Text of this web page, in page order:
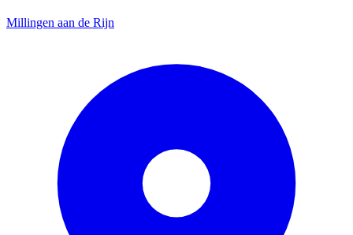
Millingen aan de Rijn